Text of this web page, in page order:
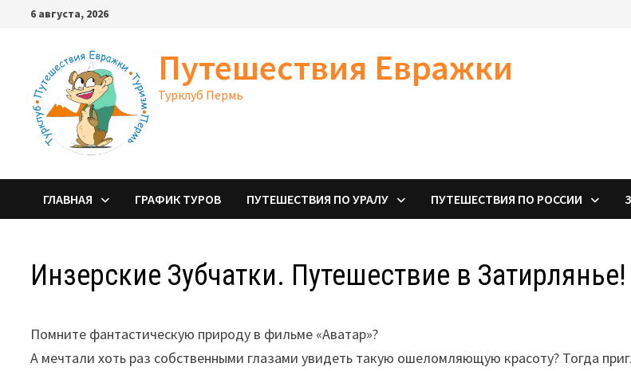
Перейти
содержимому
6 августа, 2026
Путешествия Евражки
Турклуб Пермь
ГЛАВНАЯ ГРАФИК ТУРОВ ПУТЕШЕСТВИЯ ПО УРАЛУ ПУТЕШЕСТВИЯ ПО РОССИИ
Инзерские Зубчатки. Путешествие в Затирлянье!
Помните фантастическую природу в фильме «Аватар»?
А мечтали хоть раз собственными глазами увидеть такую ошеломляющую красоту? Тогда